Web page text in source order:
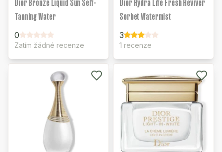
Dior Bronze Liquid Sun Self-
Tanning Water
0
Zatím žádné recenze
Dior Hydra Life Fresh Reviver
Sorbet Watermist
3
1 recenze